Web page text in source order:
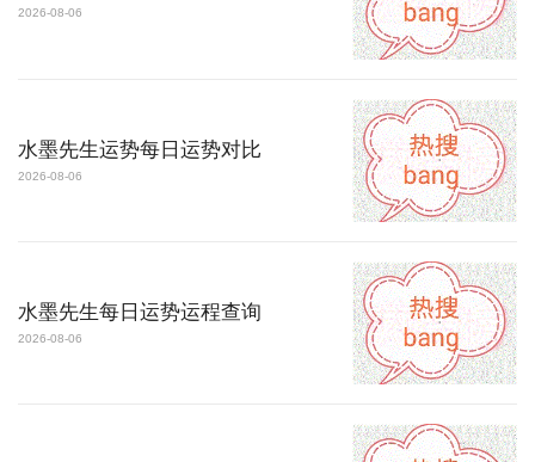
2026-08-06
水墨先生运势每日运势对比
2026-08-06
水墨先生每日运势运程查询
2026-08-06